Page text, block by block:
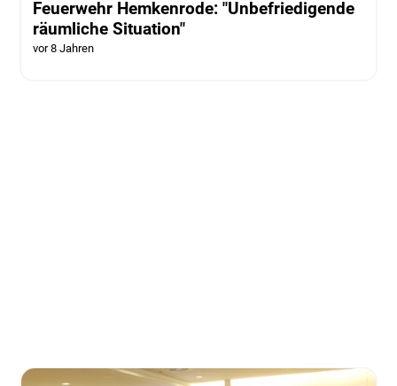
Feuerwehr Hemkenrode: "Unbefriedigende
räumliche Situation"
vor 8 Jahren